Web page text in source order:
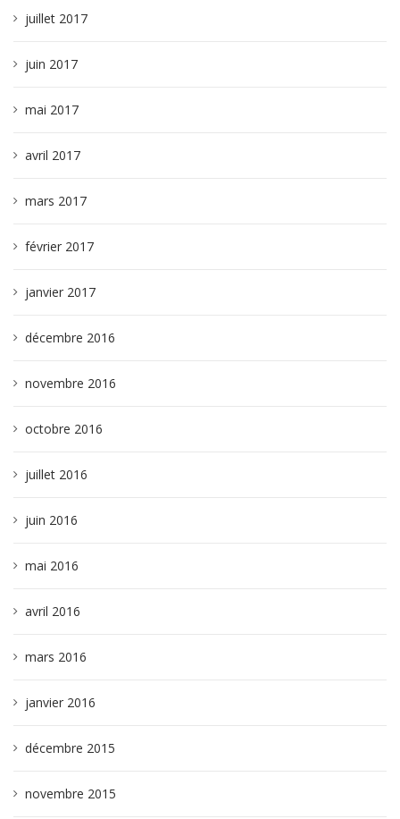
juillet 2017
juin 2017
mai 2017
avril 2017
mars 2017
février 2017
janvier 2017
décembre 2016
novembre 2016
octobre 2016
juillet 2016
juin 2016
mai 2016
avril 2016
mars 2016
janvier 2016
décembre 2015
novembre 2015